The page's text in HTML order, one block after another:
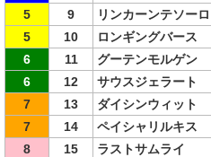
5
9 リンカーンテソーロ
5
10 ロンギングバース
6
11 グーテンモルゲン
6
12 サウスジェラート
7
13 ダイシンウィット
7
14 ペイシャリルキス
8
15 ラストサムライ